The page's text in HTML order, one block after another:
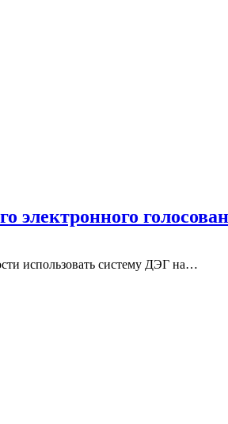
электронного
использовать систему ДЭГ на…